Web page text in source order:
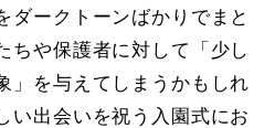
ダークトーンばかりでまと
ちや保護者に対して「少し
」を与えてしまうかもしれ
い出会いを祝う入園式にお